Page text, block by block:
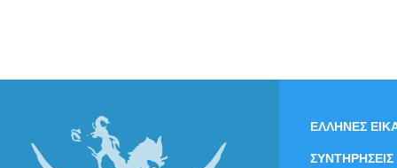
ΕΛΛΗΝΕΣ
ΣΥΝΤΗΡΗΣΕΙΣ